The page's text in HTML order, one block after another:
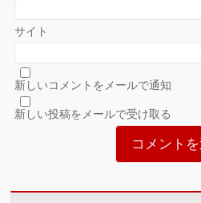
サイト
新しいコメントをメールで通知
新しい投稿をメールで受け取る